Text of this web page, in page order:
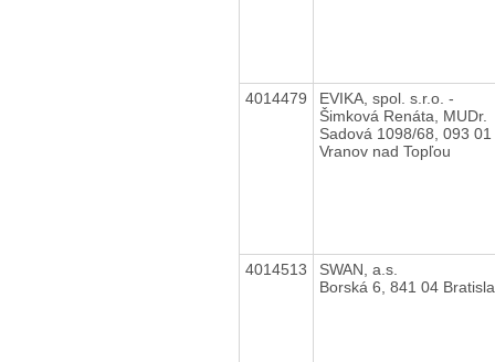
4014479
EVIKA, spol. s.r.o. -
Šimková Renáta, MUDr.
Sadová 1098/68, 093 01
Vranov nad Topľou
4014513
SWAN, a.s.
Borská 6, 841 04